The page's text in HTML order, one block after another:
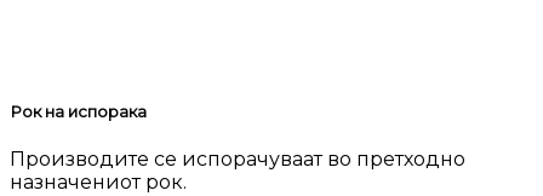
Рок на испорака
Производите се испорачуваат во претходно
назначениот рок.